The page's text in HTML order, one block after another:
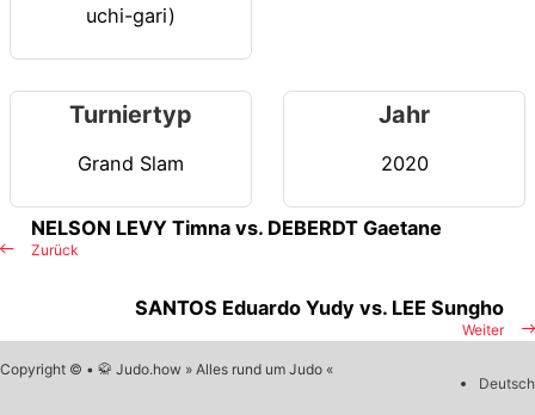
uchi-gari)
Turniertyp
Grand Slam
Jahr
2020
Zurück
NELSON LEVY Timna vs. DEBERDT Gaetane
Weiter
SANTOS Eduardo Yudy vs. LEE Sungho
Copyright © • 🥋 Judo.how » Alles rund um Judo «
Deutsch